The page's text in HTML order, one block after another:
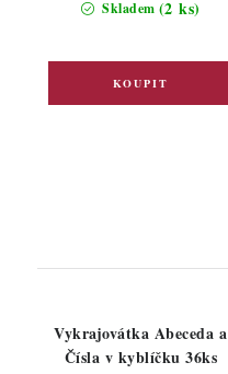
Skladem (2 ks)
Vykrajovátka Abeceda a
Čísla v kyblíčku 36ks